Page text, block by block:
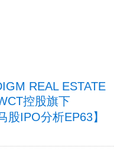
REAL ESTATE
控股旗下
股IPO分析EP63】